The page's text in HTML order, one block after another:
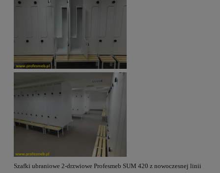
Szafki ubraniowe 2-drzwiowe Profesmeb SUM 420 z nowoczesnej linii